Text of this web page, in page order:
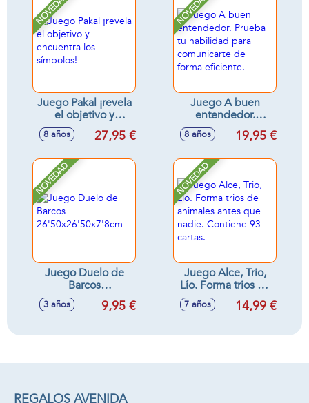
NOVEDAD
Juego Pakal ¡revela
el objetivo y
encuentra los
símbolos!
8 años 27,95 €
NOVEDAD
Juego A buen
entendedor.
Prueba tu habilidad
para comunicarte
8 años 19,95 €
NOVEDAD
Juego Duelo de
Barcos
26'50x26'50x7'8cm
3 años 9,95 €
NOVEDAD
Juego Alce, Trio,
Lío. Forma trios de
animales antes que
nadie. Contiene 93
7 años 14,99 €
REGALOS AVENIDA